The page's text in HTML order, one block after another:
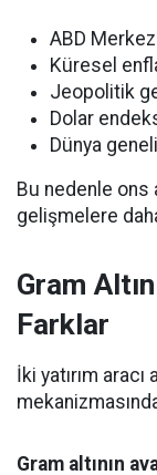
ABD
Küresel
Jeopolitik
Dolar
Dünya
Bu nedenle ons
gelişmelere
Gram
Farklar
İki yatırım
Gram altının